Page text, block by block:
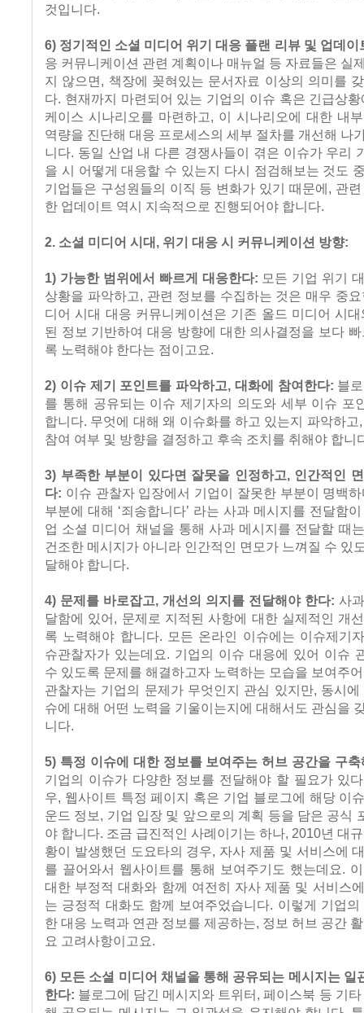
것입니다.
6) 정기적인 소셜 미디어 위기 대응 플랜 리뷰 및 업데이
응 커뮤니케이션 관련 계획이나 매뉴얼 등 자료들은 실
지 않으면, 책장에 꽂혀있는 문서자료 이상의 의미를
다. 현재까지 마련되어 있는 기업의 이슈 혹은 긴급상
케이스 시나리오를 마련하고, 이 시나리오에 대한 내
역량을 진단해 대응 프로세스의 세부 절차를 개선해 나
니다. 동일 산업 내 다른 경쟁사들이 겪은 이슈가 우리
을 시 어떻게 대응할 수 있는지 다시 점검해보는 것도
기업들은 구성원들의 이직 등 변화가 있기 때문에, 관
한 업데이트 역시 지속적으로 진행되어야 합니다.
2. 소셜 미디어 시대, 위기 대응 시 커뮤니케이션 방향:
1) 가능한 범위에서 빠르게 대응한다: 모든 기업 위기
상황을 파악하고, 관련 정보를 수집하는 것은 매우 중
디어 시대 대응 커뮤니케이션은 기존 올드 미디어 시
된 정보 기반하여 대응 방향에 대한 의사결정을 보다
록 노력해야 한다는 점이고요.
2) 이슈 제기 포인트를 파악하고, 대화에 참여한다: 블
를 통해 공유되는 이슈 제기자의 의도와 세부 이슈 포
합니다. 무엇에 대해 왜 이슈화를 하고 있는지 파악하고
참여 여부 및 방향을 결정하고 후속 조치를 취해야 합니
3) 부족한 부분이 있다면 잘못을 인정하고, 인간적인
다: 이슈 관찰자 입장에서 기업이 잘못한 부분이 명백
부분에 대해 ‘죄송합니다’ 라는 사과 메시지를 전달함
업 소셜 미디어 채널을 통해 사과 메시지를 전달할 때
건조한 메시지가 아니라 인간적인 면모가 느껴질 수 있
달해야 합니다.
4) 문제를 바로잡고, 개선의 의지를 전달해야 한다: 사
달함에 있어, 문제로 지적된 사항에 대한 실제적인 개
록 노력해야 합니다. 모든 온라인 이슈에는 이슈제기
슈관찰자가 있는데요. 기업의 이슈 대응에 있어 이슈
수 있도록 문제를 해결하고자 노력하는 모습을 보여주
관찰자는 기업의 문제가 무엇인지 관심 있지만, 동시
슈에 대해 어떤 노력을 기울이는지에 대해서도 관심을
니다.
5) 특정 이슈에 대한 정보를 보여주는 허브 공간을 구
기업의 이슈가 다양한 정보를 전달해야 할 필요가 있
우, 웹사이트 특정 페이지 혹은 기업 블로그에 해당 이
운드 정보, 기업 입장 및 앞으로의 계획 등을 담은 공식
야 합니다. 조금 급진적인 사례이기는 하나, 2010년 대
황이 발생했던 도요타의 경우, 자사 제품 및 서비스에
를 끌어와서 웹사이트를 통해 보여주기도 했는데요.
대한 부정적 대화와 함께 여전히 자사 제품 및 서비스
는 긍정적 대화도 함께 보여주었습니다. 이렇게 기업
한 대응 노력과 연관 정보를 제공하는, 정보 허브 공간
요 고려사항이고요.
6) 모든 소셜 미디어 채널을 통해 공유되는 메시지는 일
한다: 블로그에 담긴 메시지와 트위터, 페이스북 등 기